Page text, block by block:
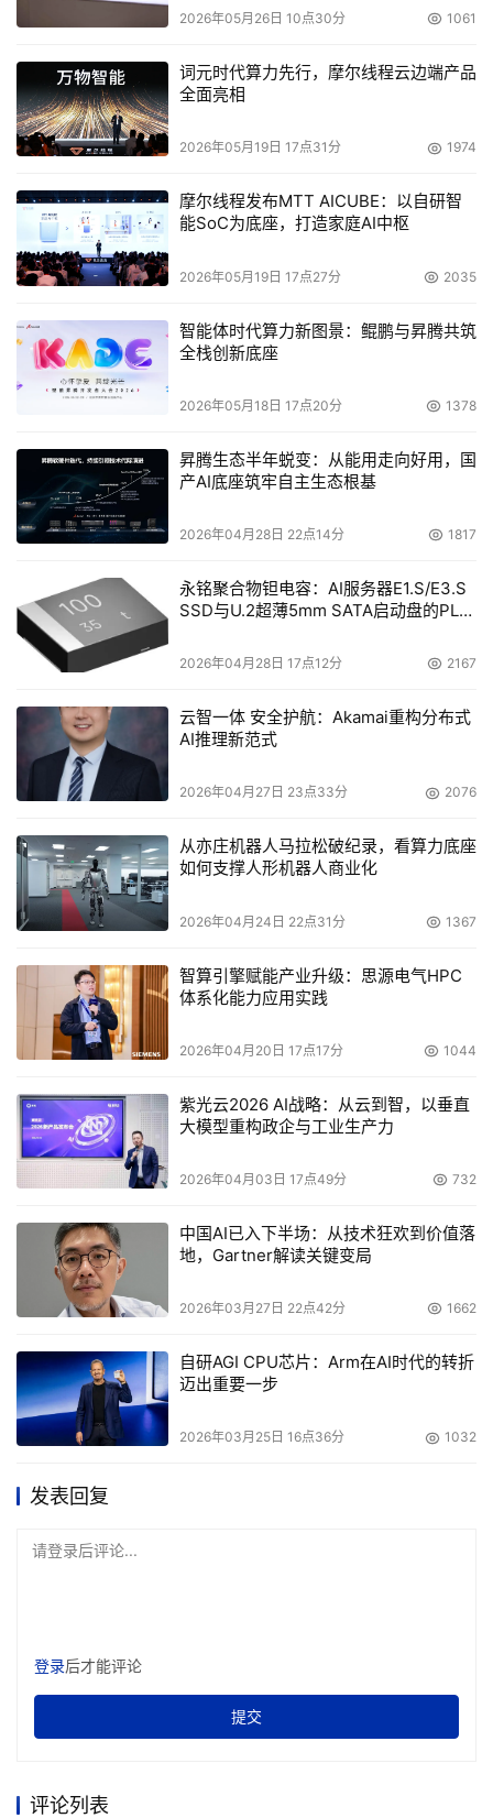
3. 项目负责人、项目团队成员须明确在项目中的岗位定
位，如技术研发、市场推广、品牌宣传、项目管理等；指导
老师须明确在参赛项目中的责任定位，如指导哪些项目的技
术攻关问题或项目成员路演答辩材料等。
4. 参赛项目在创新成果转化、工程创造、技术商业应用和市
场推广颇具潜力，具备技术创新点或应用创新模式，产品性
能优势明显，须有项目技术工程应用落地案例。
5.高校院所科技成果转化项目参加本组比赛，具有明确的技
术路线和实施方案，可在实际场景中落地实施。
1. 未融资（有实体公司、技术研发团队、市场营销团队），
员工人数5人以上的企业。
2. 已完成融资天使轮、A轮/A＋轮融资的企业。
3. 参赛项目须是参赛团队原始创新的项目（本项目参加本
届创新挑战赛的选拔赛、专项赛、总决赛时均未参加过国内
外其他赛事）。
4. 参赛团队限15人（含1名项目负责人，须为团队联合创始
人之一），项目负责人、项目团队成员须明确在项目中的定
位，如技术研发、市场推广、品牌宣传、项目管理等。
5. 参赛项目至少有3名及以上核心团队成员，拥有自主知识
产权，核心技术产品具有良好应用价值、市场竞争力和产业
化前景等。
1. 已完成B轮/B＋轮融资及以上企业。
2. 人工智能领域头部企业，或国家、省市“专精特新”企业。
3. 参赛项目具有成熟的产品、商业模式，以及较强市场竞
争力，且为正向盈利的企业（须上传财务佐证资料，如审计
报告等）。
4. 参赛项目须是参赛团队原始创新的项目（本项目参加本届
创新挑战赛的选拔赛、专项赛、总决赛时均未参加过国内外
其他赛事）。
人之一），项目负责人、项目团队成员须明确在项目中的岗
位定位，如技术研发、市场推广、品牌战略、项目管理等。
参赛申报人须为项目负责人或技术部门负责人。
确、真实、有效的报名信息；每位选手仅限参赛1支队伍，
构），经营规范、社会信誉良好、无知识产权纠纷，且具有
较强的创新能力；参赛项目须为本团队经营的项目，不得借
用他人项目参赛。
（三）参赛项目以团队为单位报名参赛，允许跨校和跨企业
2026年05月26日 10点30分 1061
词元时代算力先行，摩尔线程云边端产品
全面亮相
2026年05月19日 17点31分 1974
摩尔线程发布MTT AICUBE：以自研智
能SoC为底座，打造家庭AI中枢
2026年05月19日 17点27分 2035
智能体时代算力新图景：鲲鹏与昇腾共筑
全栈创新底座
2026年05月18日 17点20分 1378
昇腾生态半年蜕变：从能用走向好用，国
产AI底座筑牢自主生态根基
2026年04月28日 22点14分 1817
永铭聚合物钽电容：AI服务器E1.S/E3.S
SSD与U.2超薄5mm SATA启动盘的PLP
2026年04月28日 17点12分 2167
云智一体 安全护航：Akamai重构分布式
AI推理新范式
2026年04月27日 23点33分 2076
从亦庄机器人马拉松破纪录，看算力底座
如何支撑人形机器人商业化
2026年04月24日 22点31分 1367
智算引擎赋能产业升级：思源电气HPC
体系化能力应用实践
2026年04月20日 17点17分 1044
紫光云2026 AI战略：从云到智，以垂直
大模型重构政企与工业生产力
2026年04月03日 17点49分 732
中国AI已入下半场：从技术狂欢到价值落
地，Gartner解读关键变局
2026年03月27日 22点42分 1662
自研AGI CPU芯片：Arm在AI时代的转折
迈出重要一步
2026年03月25日 16点36分 1032
发表回复
请登录后评论...
登录后才能评论
提交
评论列表